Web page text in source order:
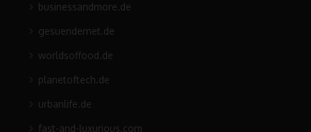
businessandmore.de
gesuendernet.de
worldsoffood.de
planetoftech.de
urbanlife.de
fast-and-luxurious.com